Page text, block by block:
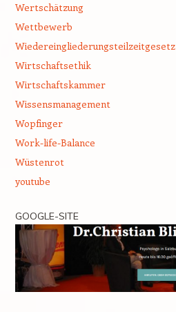
Wertschätzung
Wettbewerb
Wiedereingliederungsteilzeitgesetz
Wirtschaftsethik
Wirtschaftskammer
Wissensmanagement
Wopfinger
Work-life-Balance
Wüstenrot
youtube
GOOGLE-SITE